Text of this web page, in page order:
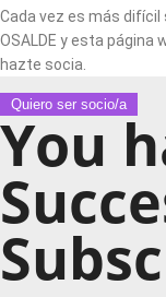
Cada vez es más
OSALDE y esta página
hazte socia.
Quiero ser socio/a
You